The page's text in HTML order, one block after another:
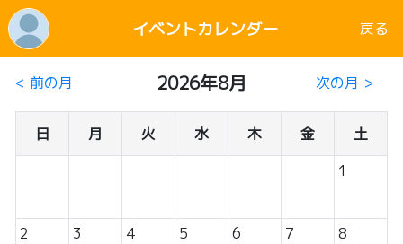
イベントカレンダー 戻る
< 前の月 2026年8月 次の月 >
日 月 火 水 木 金
土
1
2 3 4 5 6 7 8